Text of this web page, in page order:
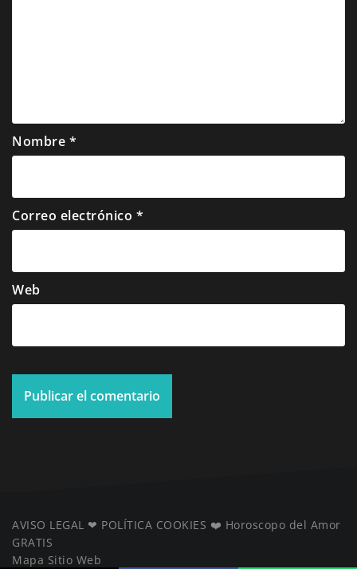
Nombre *
Correo electrónico *
Web
AVISO LEGAL ❤ ️ POLÍTICA COOKIES ❤️ Horoscopo del Amor
GRATIS
Mapa Sitio Web